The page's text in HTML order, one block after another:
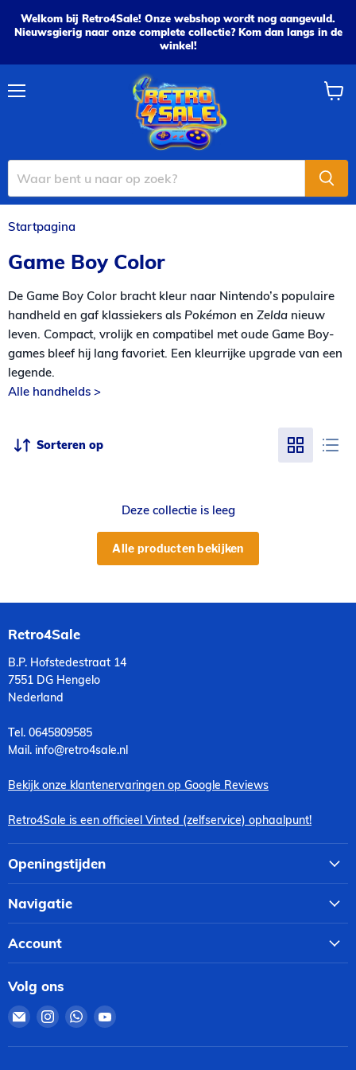
Welkom bij Retro4Sale! Onze webshop wordt nog aangevuld.
Nieuwsgierig naar onze complete collectie? Kom dan langs in de
winkel!
Startpagina
Game Boy Color
De Game Boy Color bracht kleur naar Nintendo’s populaire
handheld en gaf klassiekers als Pokémon en Zelda nieuw
leven. Compact, vrolijk en compatibel met oude Game Boy-
games bleef hij lang favoriet. Een kleurrijke upgrade van een
legende.
Alle handhelds >
Sorteren op
Deze collectie is leeg
Alle producten bekijken
Retro4Sale
B.P. Hofstedestraat 14
7551 DG Hengelo
Nederland
Tel. 0645809585
Mail. info@retro4sale.nl
Bekijk onze klantenervaringen op Google Reviews
Retro4Sale is een officieel Vinted (zelfservice) ophaalpunt!
Openingstijden
Navigatie
Account
Volg ons
Email
Retro4Sale
Vind
ons
op
Vind
ons
op
Vind
op